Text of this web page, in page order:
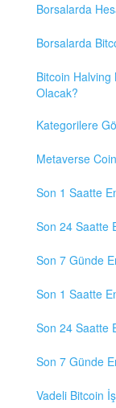
Borsalarda
Borsalarda
Bitcoin
Olacak?
Kategorilere
Metaverse
Son 1 Saatte
Son 24 Saatte
Son 7 Günde
Son 1 Saatte
Son 24 Saatte
Son 7 Günde
Vadeli Bitcoin